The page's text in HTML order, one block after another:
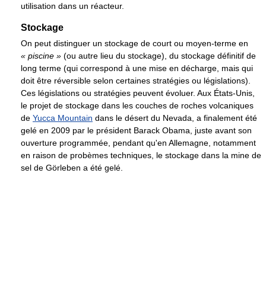
utilisation dans un réacteur.
Stockage
On peut distinguer un stockage de court ou moyen-terme en
« piscine » (ou autre lieu du stockage), du stockage définitif de
long terme (qui correspond à une mise en décharge, mais qui
doit être réversible selon certaines stratégies ou législations).
Ces législations ou stratégies peuvent évoluer. Aux États-Unis,
le projet de stockage dans les couches de roches volcaniques
de Yucca Mountain dans le désert du Nevada, a finalement été
gelé en 2009 par le président Barack Obama, juste avant son
ouverture programmée, pendant qu'en Allemagne, notamment
en raison de probèmes techniques, le stockage dans la mine de
sel de Görleben a été gelé.